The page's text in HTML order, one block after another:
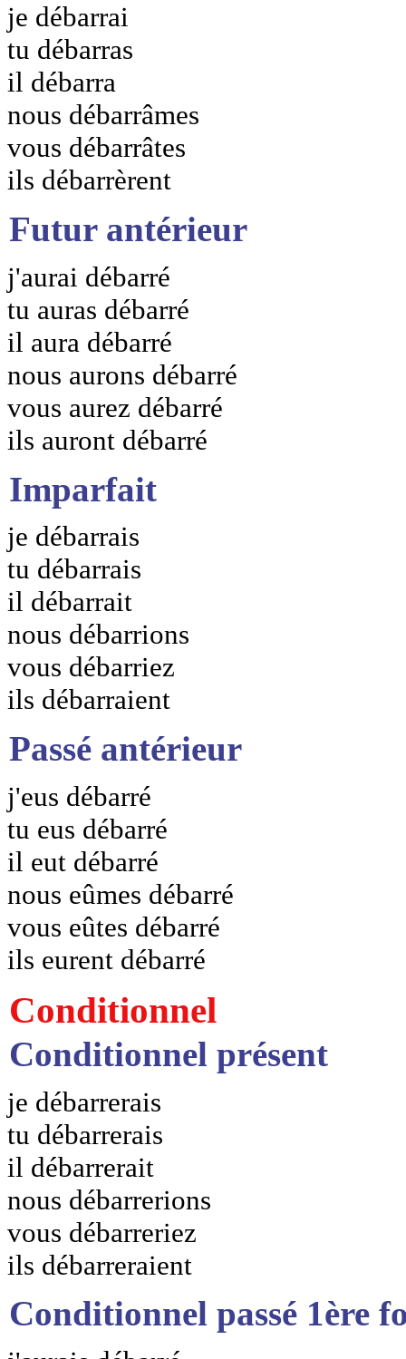
je débarrai
tu débarras
il débarra
nous débarrâmes
vous débarrâtes
ils débarrèrent
Futur antérieur
j'aurai débarré
tu auras débarré
il aura débarré
nous aurons débarré
vous aurez débarré
ils auront débarré
Imparfait
je débarrais
tu débarrais
il débarrait
nous débarrions
vous débarriez
ils débarraient
Passé antérieur
j'eus débarré
tu eus débarré
il eut débarré
nous eûmes débarré
vous eûtes débarré
ils eurent débarré
Conditionnel
Conditionnel présent
je débarrerais
tu débarrerais
il débarrerait
nous débarrerions
vous débarreriez
ils débarreraient
Conditionnel passé 1ère